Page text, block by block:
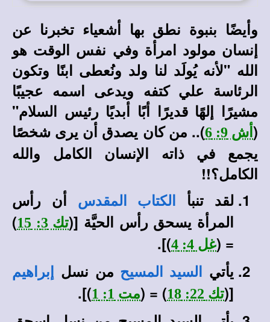
وأيضًا بنبوة نطق بها أشعياء تخبرنا عن
إنسان مولود امرأة وفي نفس الوقت هو
الله "لأنه يُولَد لنا ولد ونُعطى ابنًا وتكون
الرئاسة علي كتفه ويدعى اسمه عجيبًا
مشيرًا إلهًا قديرًا أبًا أبديًا رئيس السلام"
( أش 9: 6
).. من كان يصدق أن يرى شخصًا
يجمع في ذاته الإنسان الكامل والله
الكامل؟!!
لقد تنبأ
الكتاب المقدس
أن رأس
المرأة يسحق رأس الحيَّة [(تك 3: 15
)
= (غل 4: 4
)].
يأتي
السيد المسيح من نسل إبراهيم
[(تك 22: 18 ) = (مت 1: 1
)].